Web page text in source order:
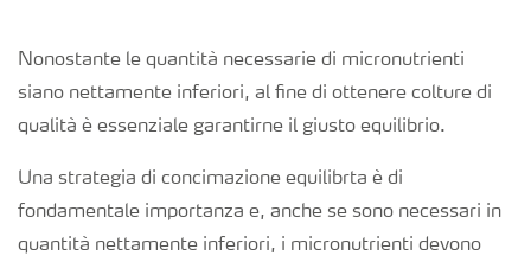
Nonostante le quantità necessarie di micronutrienti
siano nettamente inferiori, al fine di ottenere colture di
qualità è essenziale garantirne il giusto equilibrio.
Una strategia di concimazione equilibrta è di
fondamentale importanza e, anche se sono necessari in
quantità nettamente inferiori, i micronutrienti devono